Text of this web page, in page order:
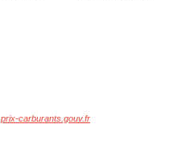
prix-carburants.gouv.fr